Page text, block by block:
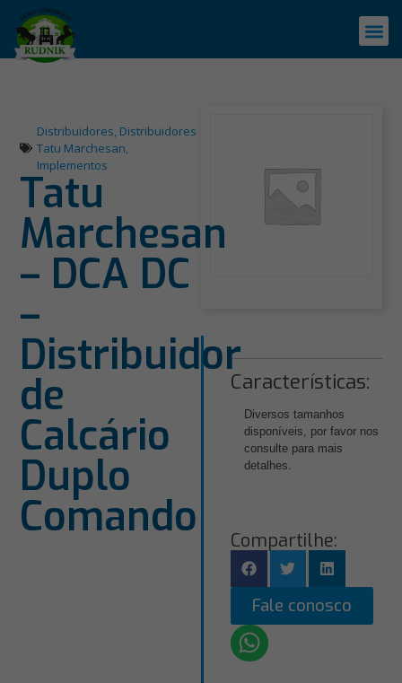
Características:
Diversos tamanhos
disponíveis, por favor nos
consulte para mais
detalhes.
Compartilhe:
Fale conosco
Distribuidores, Distribuidores
Tatu Marchesan,
Implementos
Tatu
Marchesan
– DCA DC
–
Distribuidor
de
Calcário
Duplo
Comando